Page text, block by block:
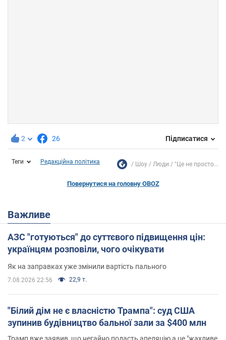
2 26 Підписатися
Теги Редакційна політика Шоу Люди "Це не просто...
Повернутися на головну OBOZ
Важливе
АЗС "готуються" до суттєвого підвищення цін:
українцям розповіли, чого очікувати
Як на заправках уже змінили вартість пального
7.08.2026 22:56 22,9 т.
"Білий дім не є власністю Трампа": суд США
зупинив будівництво бальної зали за $400 млн